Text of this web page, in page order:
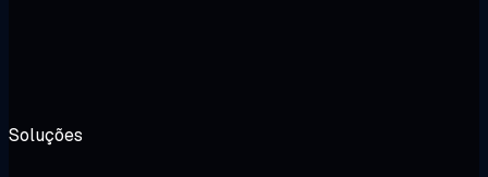
Soluções